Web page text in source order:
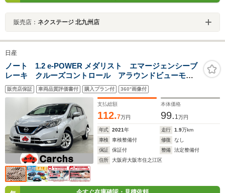
販売店： ネクステージ 北九州店
日産
ノート 1.2 e-POWER メダリスト エマージェンシーブ
レーキ クルーズコントロール アラウンドビューモニ
ター ストラーダナビ 障害物センサー オートライ
ト LEDヘッドライト 15インチアルミホイール
販売店保証 車両品質評価書付 購入プラン付 360°画像付
支払総額
112.7万円
本体価格
99. 1 万円
年式 2021年 走行 1.9万km
車検
車検整備付 修復
なし
保証
保証付 整備
法定整備付
住所
大阪府大阪市住之江区